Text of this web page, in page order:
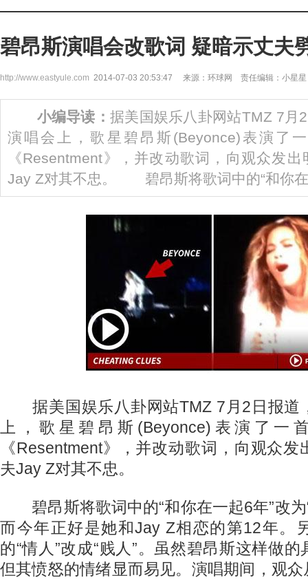
碧昂斯演唱会改歌词 疑暗示丈夫
http://www.eastyule.com 2014-07-03 20:53:47 来源：环球网 责任编辑：小星星
小编导读： 据美国娱乐八卦网站TMZ 7月
演唱会上，歌星碧昂斯(Beyonce)表演了
《Resentment》，并改动歌词，向观众发
Jay Z对其不忠。 碧昂斯将歌词中的“和你在
据美国娱乐八卦网站TMZ 7月2日报道
上，歌星碧昂斯(Beyonce)表演了一
《Resentment》，并改动歌词，向观众
夫Jay Z对其不忠。
碧昂斯将歌词中的“和你在一起6年”改为
而今年正好是她和Jay Z相恋的第12年。
的“情人”改成“贱人”。虽然碧昂斯这样做
但其愤怒的情绪显而易见。演唱期间，观